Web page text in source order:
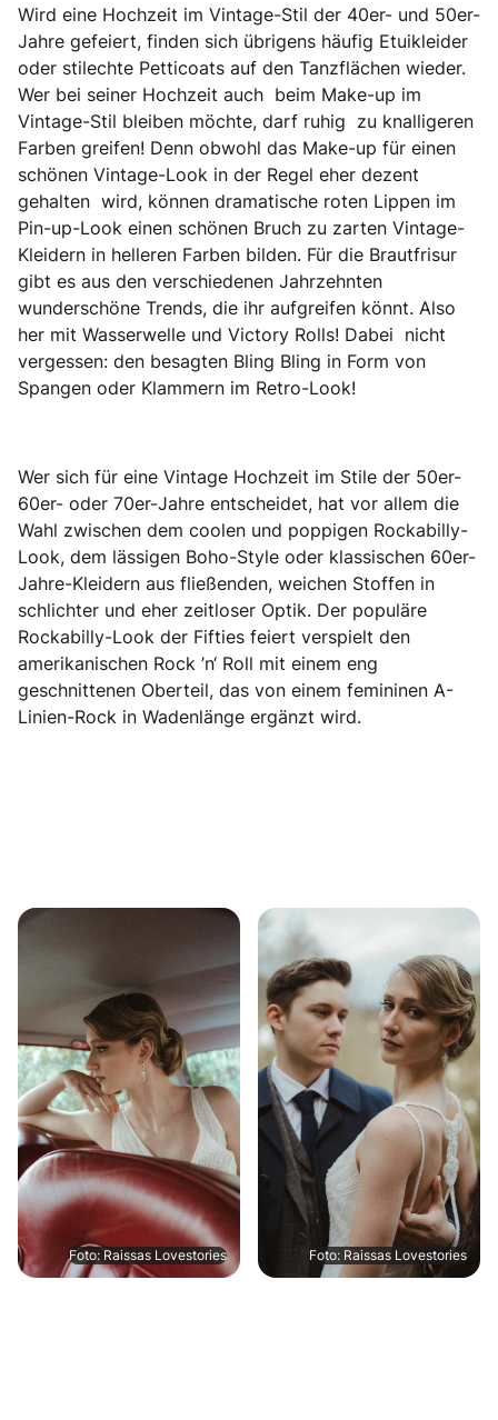
Wird eine Hochzeit im Vintage-Stil der 40er- und 50er-
Jahre gefeiert, finden sich übrigens häufig Etuikleider
oder stilechte Petticoats auf den Tanzflächen wieder.
Wer bei seiner Hochzeit auch beim Make-up im
Vintage-Stil bleiben möchte, darf ruhig zu knalligeren
Farben greifen! Denn obwohl das Make-up für einen
schönen Vintage-Look in der Regel eher dezent
gehalten wird, können dramatische roten Lippen im
Pin-up-Look einen schönen Bruch zu zarten Vintage-
Kleidern in helleren Farben bilden. Für die Brautfrisur
gibt es aus den verschiedenen Jahrzehnten
wunderschöne Trends, die ihr aufgreifen könnt. Also
her mit Wasserwelle und Victory Rolls! Dabei nicht
vergessen: den besagten Bling Bling in Form von
Spangen oder Klammern im Retro-Look!
Wer sich für eine Vintage Hochzeit im Stile der 50er-
60er- oder 70er-Jahre entscheidet, hat vor allem die
Wahl zwischen dem coolen und poppigen Rockabilly-
Look, dem lässigen Boho-Style oder klassischen 60er-
Jahre-Kleidern aus fließenden, weichen Stoffen in
schlichter und eher zeitloser Optik. Der populäre
Rockabilly-Look der Fifties feiert verspielt den
amerikanischen Rock ’n‘ Roll mit einem eng
geschnittenen Oberteil, das von einem femininen A-
Linien-Rock in Wadenlänge ergänzt wird.
Foto: Raissas Lovestories Foto: Raissas Lovestories